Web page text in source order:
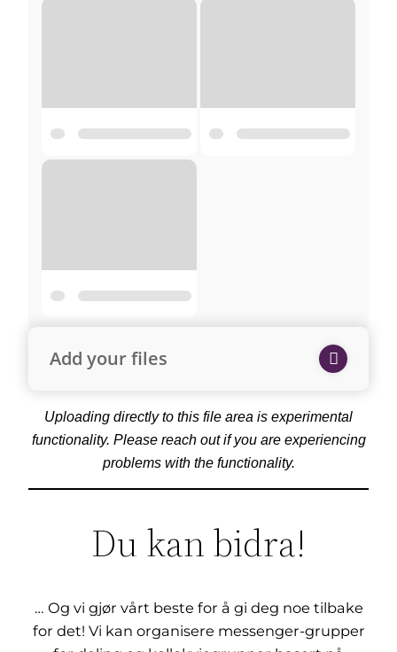
Add your files
Uploading directly to this file area is experimental
functionality. Please reach out if you are experiencing
problems with the functionality.
Du kan bidra!
… Og vi gjør vårt beste for å gi deg noe tilbake
for det! Vi kan organisere messenger-grupper